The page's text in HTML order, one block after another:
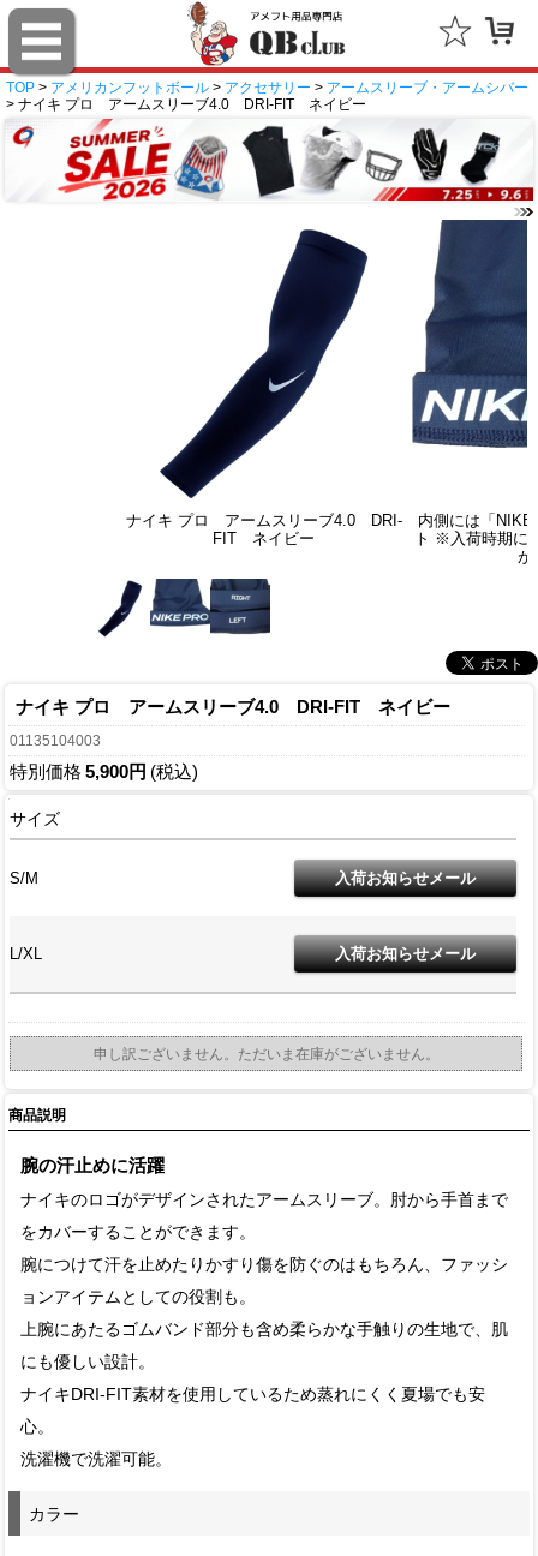
TOP > アメリカンフットボール > アクセサリー > アームスリーブ・アームシバー
> ナイキ プロ アームスリーブ4.0 DRI-FIT ネイビー
ナイキ プロ アームスリーブ4.0 DRI-
FIT ネイビー
内側には「
ト ※入荷時期に
が
ナイキ プロ アームスリーブ4.0 DRI-FIT ネイビー
01135104003
特別価格 5,900円 (税込)
サイズ
S/M
L/XL
申し訳ございません。ただいま在庫がございません。
商品説明
腕の汗止めに活躍
ナイキのロゴがデザインされたアームスリーブ。肘から手首まで
をカバーすることができます。
腕につけて汗を止めたりかすり傷を防ぐのはもちろん、ファッシ
ョンアイテムとしての役割も。
上腕にあたるゴムバンド部分も含め柔らかな手触りの生地で、肌
にも優しい設計。
ナイキDRI-FIT素材を使用しているため蒸れにくく夏場でも安
心。
洗濯機で洗濯可能。
カラー